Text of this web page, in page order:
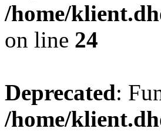
/home/
on line 24
Deprecated:
/home/